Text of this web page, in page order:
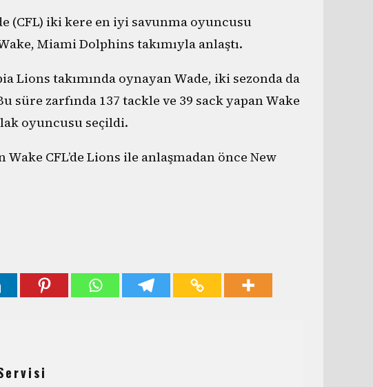
(CFL) iki kere en iyi savunma oyuncusu
Miami Dolphins takımıyla anlaştı.
Lions takımında oynayan Wade, iki sezonda da
süre zarfında 137 tackle ve 39 sack yapan Wake
oyuncusu seçildi.
CFL’de Lions ile anlaşmadan önce New